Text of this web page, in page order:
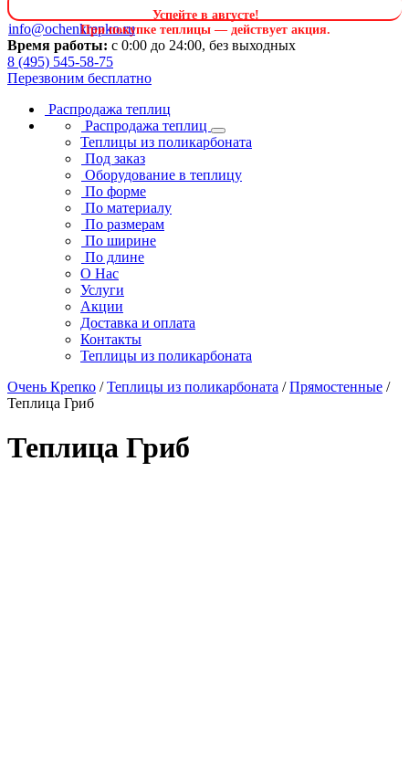
Успейте в августе!
При покупке теплицы — действует акция.
info@ochenkrepko.ru
Время работы: с 0:00 до 24:00, без выходных
8 (495) 545-58-75
Перезвоним бесплатно
Распродажа теплиц
Распродажа теплиц
Теплицы из поликарбоната
Под заказ
Оборудование в теплицу
По форме
По материалу
По размерам
По ширине
По длине
О Нас
Услуги
Акции
Доставка и оплата
Контакты
Теплицы из поликарбоната
Очень Крепко /Теплицы из поликарбоната /Прямостенные /
Теплица Гриб
Теплица Гриб